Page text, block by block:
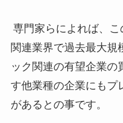
専門家らによれば、こ
関連業界で過去最大規
ック関連の有望企業の
す他業種の企業にもプ
がある との事です。